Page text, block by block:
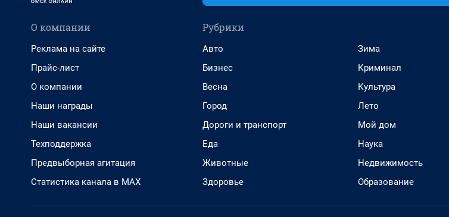
О компании
Реклама на сайте
Прайс-лист
О компании
Наши награды
Наши вакансии
Техподдержка
Предвыборная агитация
Статистика канала в MAX
Рубрики
Авто
Бизнес
Весна
Город
Дороги и транспорт
Еда
Животные
Здоровье
Зима
Криминал
Культура
Лето
Мой дом
Наука
Недвижимость
Образование